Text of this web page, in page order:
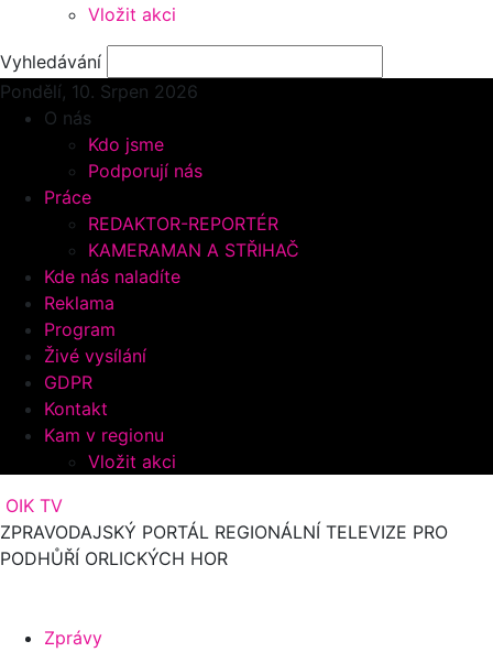
Vložit akci
Vyhledávání
Pondělí, 10. Srpen 2026
O nás
Kdo jsme
Podporují nás
Práce
REDAKTOR-REPORTÉR
KAMERAMAN A STŘIHAČ
Kde nás naladíte
Reklama
Program
Živé vysílání
GDPR
Kontakt
Kam v regionu
Vložit akci
OIK TV
ZPRAVODAJSKÝ PORTÁL REGIONÁLNÍ TELEVIZE PRO
PODHŮŘÍ ORLICKÝCH HOR
Zprávy